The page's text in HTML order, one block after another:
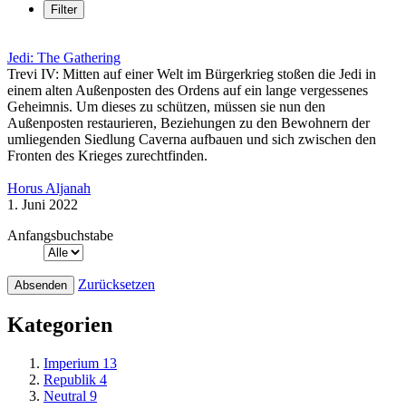
Filter
Jedi: The Gathering
Trevi IV: Mitten auf einer Welt im Bürgerkrieg stoßen die Jedi in
einem alten Außenposten des Ordens auf ein lange vergessenes
Geheimnis. Um dieses zu schützen, müssen sie nun den
Außenposten restaurieren, Beziehungen zu den Bewohnern der
umliegenden Siedlung Caverna aufbauen und sich zwischen den
Fronten des Krieges zurechtfinden.
Horus Aljanah
1. Juni 2022
Anfangsbuchstabe
Zurücksetzen
Kategorien
Imperium 13
Republik 4
Neutral 9